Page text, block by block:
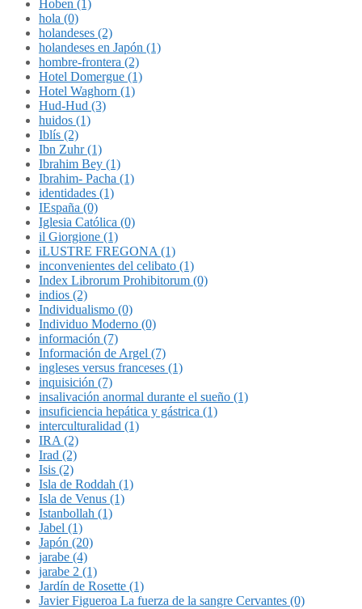
Hoben (1)
hola (0)
holandeses (2)
holandeses en Japón (1)
hombre-frontera (2)
Hotel Domergue (1)
Hotel Waghorn (1)
Hud-Hud (3)
huidos (1)
Iblís (2)
Ibn Zuhr (1)
Ibrahim Bey (1)
Ibrahim- Pacha (1)
identidades (1)
IEspaña (0)
Iglesia Católica (0)
il Giorgione (1)
iLUSTRE FREGONA (1)
inconvenientes del celibato (1)
Index Librorum Prohibitorum (0)
indios (2)
Individualismo (0)
Individuo Moderno (0)
información (7)
Información de Argel (7)
ingleses versus franceses (1)
inquisición (7)
insalivación anormal durante el sueño (1)
insuficiencia hepática y gástrica (1)
interculturalidad (1)
IRA (2)
Irad (2)
Isis (2)
Isla de Roddah (1)
Isla de Venus (1)
Istanbollah (1)
Jabel (1)
Japón (20)
jarabe (4)
jarabe 2 (1)
Jardín de Rosette (1)
Javier Figueroa La fuerza de la sangre Cervantes (0)